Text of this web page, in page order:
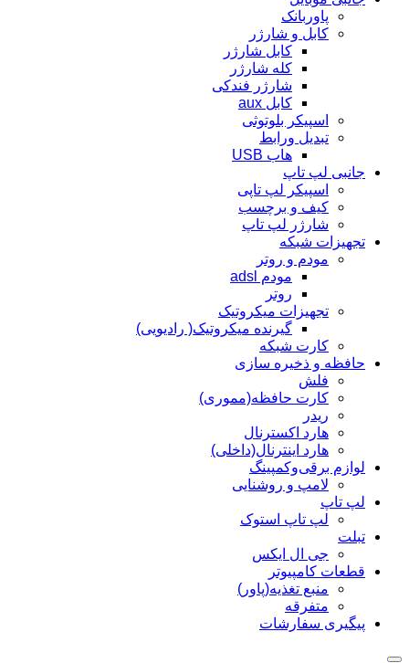
پاوربانک
کابل و شارژر
کابل شارژر
کله شارژر
شارژر فندکی
کابل aux
اسپیکر بلوتوثی
تبدیل ورابط
هاب USB
جانبی لپ تاپ
اسپیکر لپ تاپی
کیف و برچسب
شارژر لپ تاپ
تجهیزات شبکه
مودم و روتر
مودم adsl
روتر
تجهیزات میکروتیک
گیرنده میکروتیک( رادیویی)
کارت شبکه
حافظه و ذخیره سازی
فلش
کارت حافظه(مموری)
ریدر
هارد اکسترنال
هارد اینترنال(داخلی)
لوازم برقی‌وکمپینگ
لامپ و روشنایی
لپ تاپ
لپ تاپ استوک
تبلت
جی ال ایکس
قطعات کامپیوتر
منبع تغذیه(پاور)
متفرقه
پیگیری سفارشات